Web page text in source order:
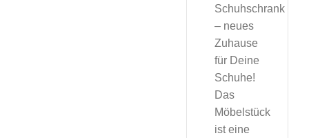
Schuhschrank
– neues
Zuhause
für Deine
Schuhe!
Das
Möbelstück
ist eine